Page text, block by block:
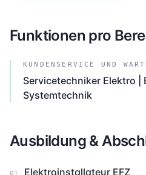
Funktionen pro
KUNDENSERVICE UND
Servicetechniker Elektro |
Systemtechnik
Ausbildung &
Elektroinstallateur EFZ